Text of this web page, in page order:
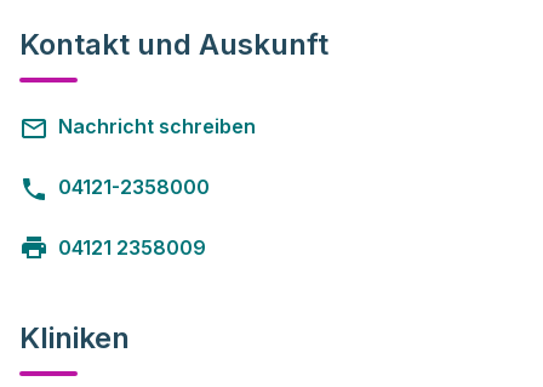
Kontakt und Auskunft
Nachricht schreiben
04121-2358000
04121 2358009
Kliniken